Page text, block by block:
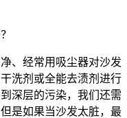
、经常用吸尘器对沙发
洗剂或全能去渍剂进行
深层的污染，我们还需
是如果当沙发太脏，最